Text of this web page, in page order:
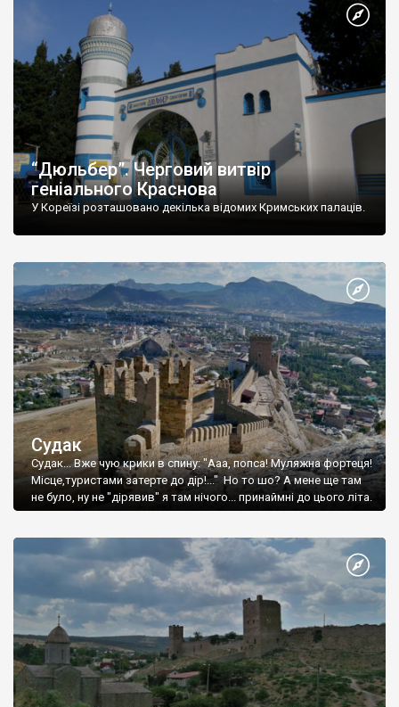
“Дюльбер”. Черговий витвір
геніального Краснова
У Кореїзі розташовано декілька відомих Кримських палаців.
Судак
Судак... Вже чую крики в спину: "Ааа, попса! Муляжна фортеця!
Місце,туристами затерте до дір!..." Но то шо? А мене ще там
не було, ну не "дірявив" я там нічого... принаймні до цього літа.